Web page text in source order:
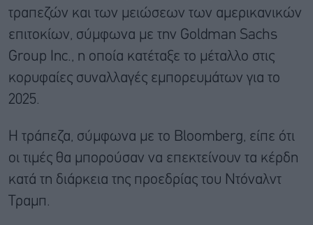
τραπεζών και των μειώσεων των αμερικανικών
επιτοκίων, σύμφωνα με την Goldman Sachs
Group Inc., η οποία κατέταξε το μέταλλο στις
κορυφαίες συναλλαγές εμπορευμάτων για το
2025.
Η τράπεζα, σύμφωνα με το Bloomberg, είπε ότι
οι τιμές θα μπορούσαν να επεκτείνουν τα κέρδη
κατά τη διάρκεια της προεδρίας του Ντόναλντ
Τραμπ.